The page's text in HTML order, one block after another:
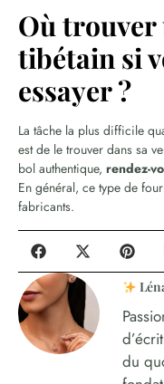
Où
tibétain si
essayer ?
La tâche la plus difficile
est de le trouver dans sa
bol authentique, rendez-
En général, ce type de
fabricants.
du